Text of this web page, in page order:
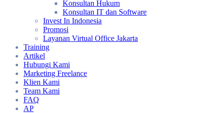
Konsultan Hukum
Konsultan IT dan Software
Invest In Indonesia
Promosi
Layanan Virtual Office Jakarta
Training
Artikel
Hubungi Kami
Marketing Freelance
Klien Kami
Team Kami
FAQ
AP